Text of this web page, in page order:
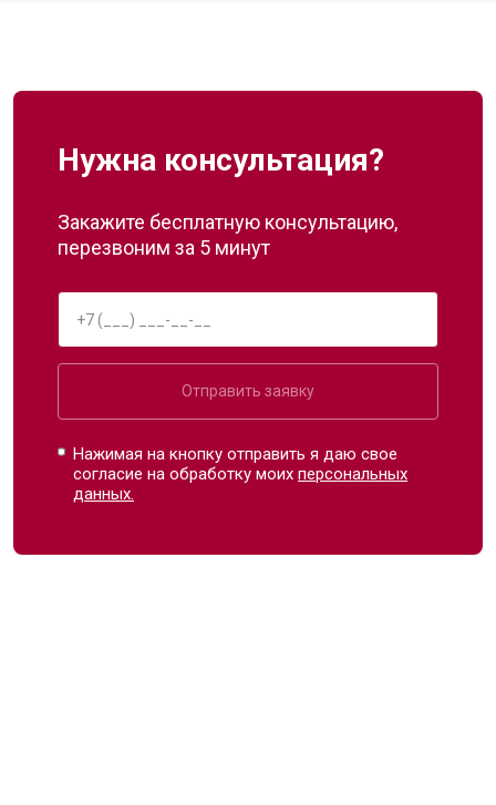
Нужна консультация?
Закажите бесплатную консультацию,
перезвоним за 5 минут
Отправить заявку
Нажимая на кнопку отправить я даю свое
согласие на обработку моихперсональных
данных.